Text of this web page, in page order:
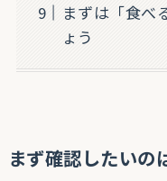
まずは「食べ
ょう
まず確認したいの